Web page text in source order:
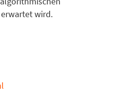
wird.